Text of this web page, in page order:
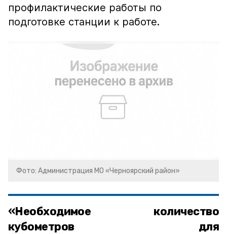
профилактические работы по
подготовке станции к работе.
Фото: Администрация МО «Черноярский район»
«Необходимое количество
кубометров для